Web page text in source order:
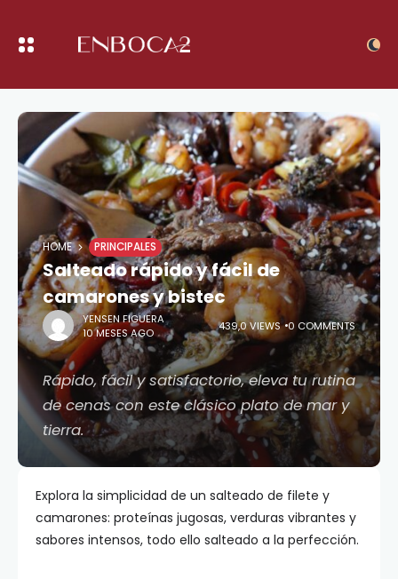
HOME PRINCIPALES
Salteado rápido y fácil de
camarones y bistec
YENSEN FIGUERA
10 MESES AGO
439,0 VIEWS 0 COMMENTS
Rápido, fácil y satisfactorio, eleva tu rutina
de cenas con este clásico plato de mar y
tierra.
Explora la simplicidad de un salteado de filete y
camarones: proteínas jugosas, verduras vibrantes y
sabores intensos, todo ello salteado a la perfección.